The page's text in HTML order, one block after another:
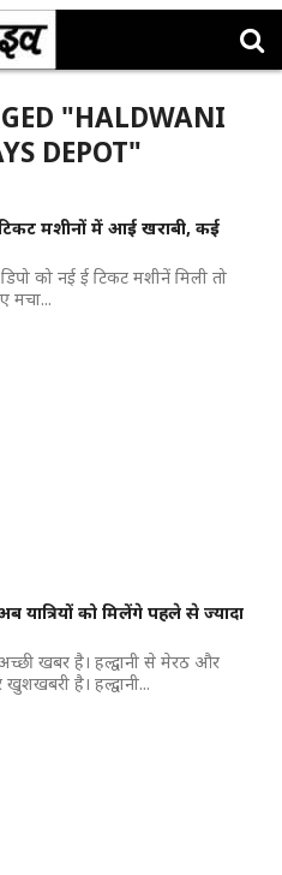
"HALDWANI
DEPOT"
टिकट मशीनों में आई खराबी, कई
को नई ई टिकट मशीनें मिली तो
मचा...
यात्रियों को मिलेंगे पहले से ज्यादा
खबर है। हल्द्वानी से मेरठ और
है। हल्द्वानी...